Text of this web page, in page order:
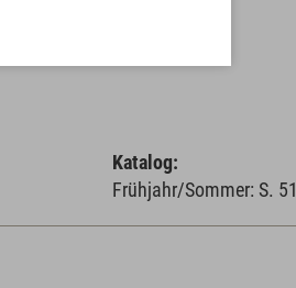
Katalog:
Frühjahr/Sommer: S. 51